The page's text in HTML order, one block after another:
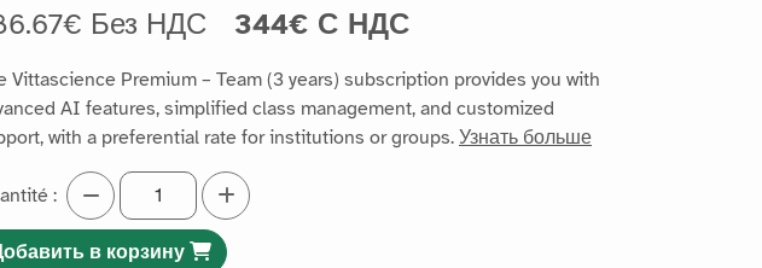
Без НДС 344€ С НДС
Vittascience Premium – Team (3 years) subscription provides you with
AI features, simplified class management, and customized
with a preferential rate for institutions or groups.Узнать больше
:
в корзину